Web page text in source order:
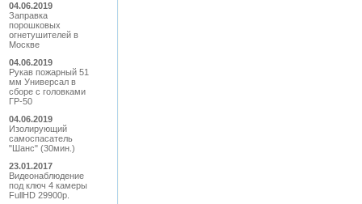
04.06.2019
Заправка
порошковых
огнетушителей в
Москве
04.06.2019
Рукав пожарный 51
мм Универсал в
сборе с головками
ГР-50
04.06.2019
Изолирующий
самоспасатель
"Шанс" (30мин.)
23.01.2017
Видеонаблюдение
под ключ 4 камеры
FullHD 29900р.